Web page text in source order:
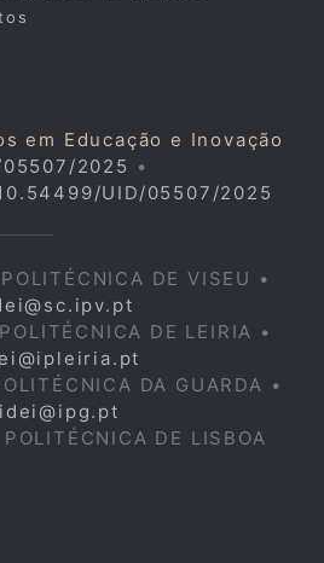
em Educação e Inovação
05507/2025 •
UID/05507/2025
DE VISEU •
DE LEIRIA •
DA GUARDA •
DE LISBOA